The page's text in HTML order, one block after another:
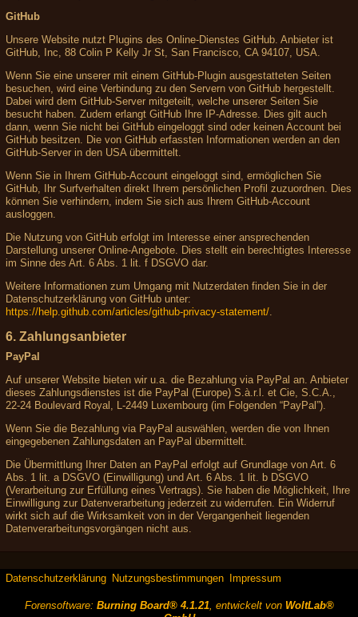
GitHub
Unsere Website nutzt Plugins des Online-Dienstes GitHub. Anbieter ist
GitHub, Inc, 88 Colin P Kelly Jr St, San Francisco, CA 94107, USA.
Wenn Sie eine unserer mit einem GitHub-Plugin ausgestatteten Seiten
besuchen, wird eine Verbindung zu den Servern von GitHub hergestellt.
Dabei wird dem GitHub-Server mitgeteilt, welche unserer Seiten Sie
besucht haben. Zudem erlangt GitHub Ihre IP-Adresse. Dies gilt auch
dann, wenn Sie nicht bei GitHub eingeloggt sind oder keinen Account bei
GitHub besitzen. Die von GitHub erfassten Informationen werden an den
GitHub-Server in den USA übermittelt.
Wenn Sie in Ihrem GitHub-Account eingeloggt sind, ermöglichen Sie
GitHub, Ihr Surfverhalten direkt Ihrem persönlichen Profil zuzuordnen. Dies
können Sie verhindern, indem Sie sich aus Ihrem GitHub-Account
ausloggen.
Die Nutzung von GitHub erfolgt im Interesse einer ansprechenden
Darstellung unserer Online-Angebote. Dies stellt ein berechtigtes Interesse
im Sinne des Art. 6 Abs. 1 lit. f DSGVO dar.
Weitere Informationen zum Umgang mit Nutzerdaten finden Sie in der
Datenschutzerklärung von GitHub unter:
https://help.github.com/articles/github-privacy-statement/
6. Zahlungsanbieter
PayPal
Auf unserer Website bieten wir u.a. die Bezahlung via PayPal an. Anbieter
dieses Zahlungsdienstes ist die PayPal (Europe) S.à.r.l. et Cie, S.C.A.,
22-24 Boulevard Royal, L-2449 Luxembourg (im Folgenden “PayPal”).
Wenn Sie die Bezahlung via PayPal auswählen, werden die von Ihnen
eingegebenen Zahlungsdaten an PayPal übermittelt.
Die Übermittlung Ihrer Daten an PayPal erfolgt auf Grundlage von Art. 6
Abs. 1 lit. a DSGVO (Einwilligung) und Art. 6 Abs. 1 lit. b DSGVO
(Verarbeitung zur Erfüllung eines Vertrags). Sie haben die Möglichkeit, Ihre
Einwilligung zur Datenverarbeitung jederzeit zu widerrufen. Ein Widerruf
wirkt sich auf die Wirksamkeit von in der Vergangenheit liegenden
Datenverarbeitungsvorgängen nicht aus.
Datenschutzerklärung Nutzungsbestimmungen Impressum
Forensoftware: Burning Board® 4.1.21, entwickelt von WoltLab®